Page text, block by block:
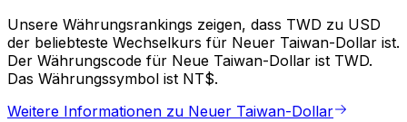
Unsere Währungsrankings zeigen, dass TWD zu USD
der beliebteste Wechselkurs für Neuer Taiwan-Dollar ist.
Der Währungscode für Neue Taiwan-Dollar ist TWD.
Das Währungssymbol ist NT$.
Weitere Informationen zu Neuer Taiwan-Dollar